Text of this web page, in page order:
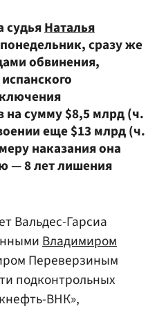
судьяНаталья
сразу же
обвинения,
на сумму $8,5 млрд (ч.
еще $13 млрд (ч.
наказания она
— 8 лет лишения
Вальдес-Гарсиа
Владимиром
Переверзиным
подконтрольных
ВНК»,